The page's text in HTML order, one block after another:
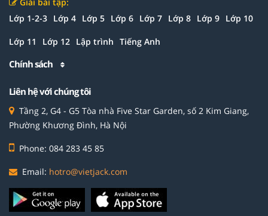
Lớp 1-2-3 Lớp 4 Lớp 5 Lớp 6 Lớp 7 Lớp 8 Lớp 9 Lớp 10
Lớp 11 Lớp 12 Lập trình Tiếng Anh
Chính sách
Liên hệ với chúng tôi
Tầng 2, G4 - G5 Tòa nhà Five Star Garden, số 2 Kim Giang,
Phường Khương Đình, Hà Nội
Phone: 084 283 45 85
Email: hotro@vietjack.com